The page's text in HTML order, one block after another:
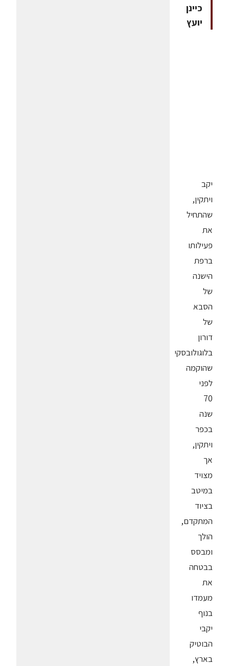
כיינן
יועץ
יקב
ויתקין,
שהתחיל
את
פעילותו
ברפת
הישנה
של
הסבא
של
דורון
בלוגולובסקי
שהוקמה
לפני
70
שנה
בכפר
ויתקין,
אך
מצויד
במיטב
בציוד
המתקדם,
הולך
ומבסס
בבטחה
את
מעמדו
בנוף
יקבי
הבוטיק
בארץ,